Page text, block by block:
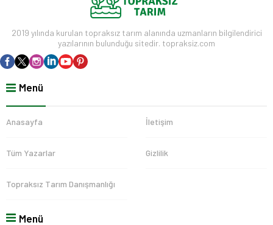
2019 yılında kurulan topraksız tarım alanında uzmanların bilgilendirici
yazılarının bulunduğu sitedir. topraksiz.com
Menü
Anasayfa İletişim
Tüm Yazarlar Gizlilik
Topraksız Tarım Danışmanlığı
Menü